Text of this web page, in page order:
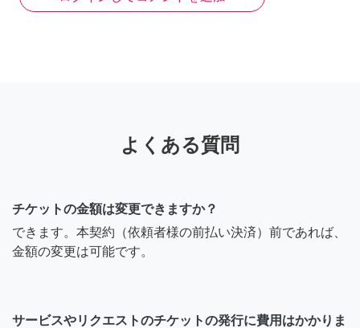
よくある質問
チケットの金額は変更できますか？
できます。本契約（依頼者様の前払い決済）前であれば、
金額の変更は可能です。
サービスやリクエストのチケットの発行に費用はかかりま